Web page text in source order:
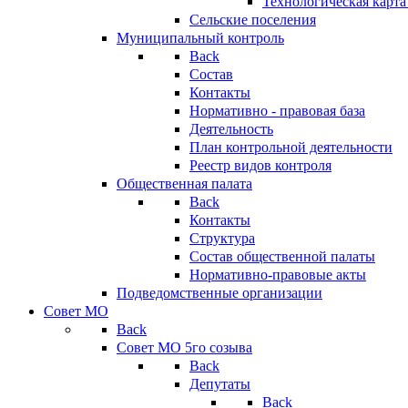
Сельские поселения
Муниципальный контроль
Back
Состав
Контакты
Нормативно - правовая база
Деятельность
План контрольной деятельности
Реестр видов контроля
Общественная палата
Back
Контакты
Структура
Состав общественной палаты
Нормативно-правовые акты
Подведомственные организации
Совет МО
Back
Совет МО 5го созыва
Back
Депутаты
Back